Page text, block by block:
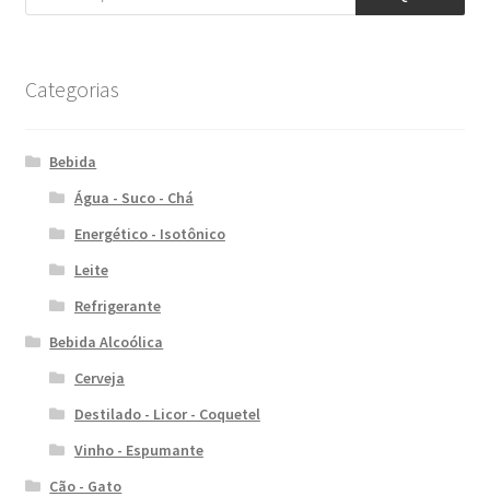
Categorias
Bebida
Água - Suco - Chá
Energético - Isotônico
Leite
Refrigerante
Bebida Alcoólica
Cerveja
Destilado - Licor - Coquetel
Vinho - Espumante
Cão - Gato